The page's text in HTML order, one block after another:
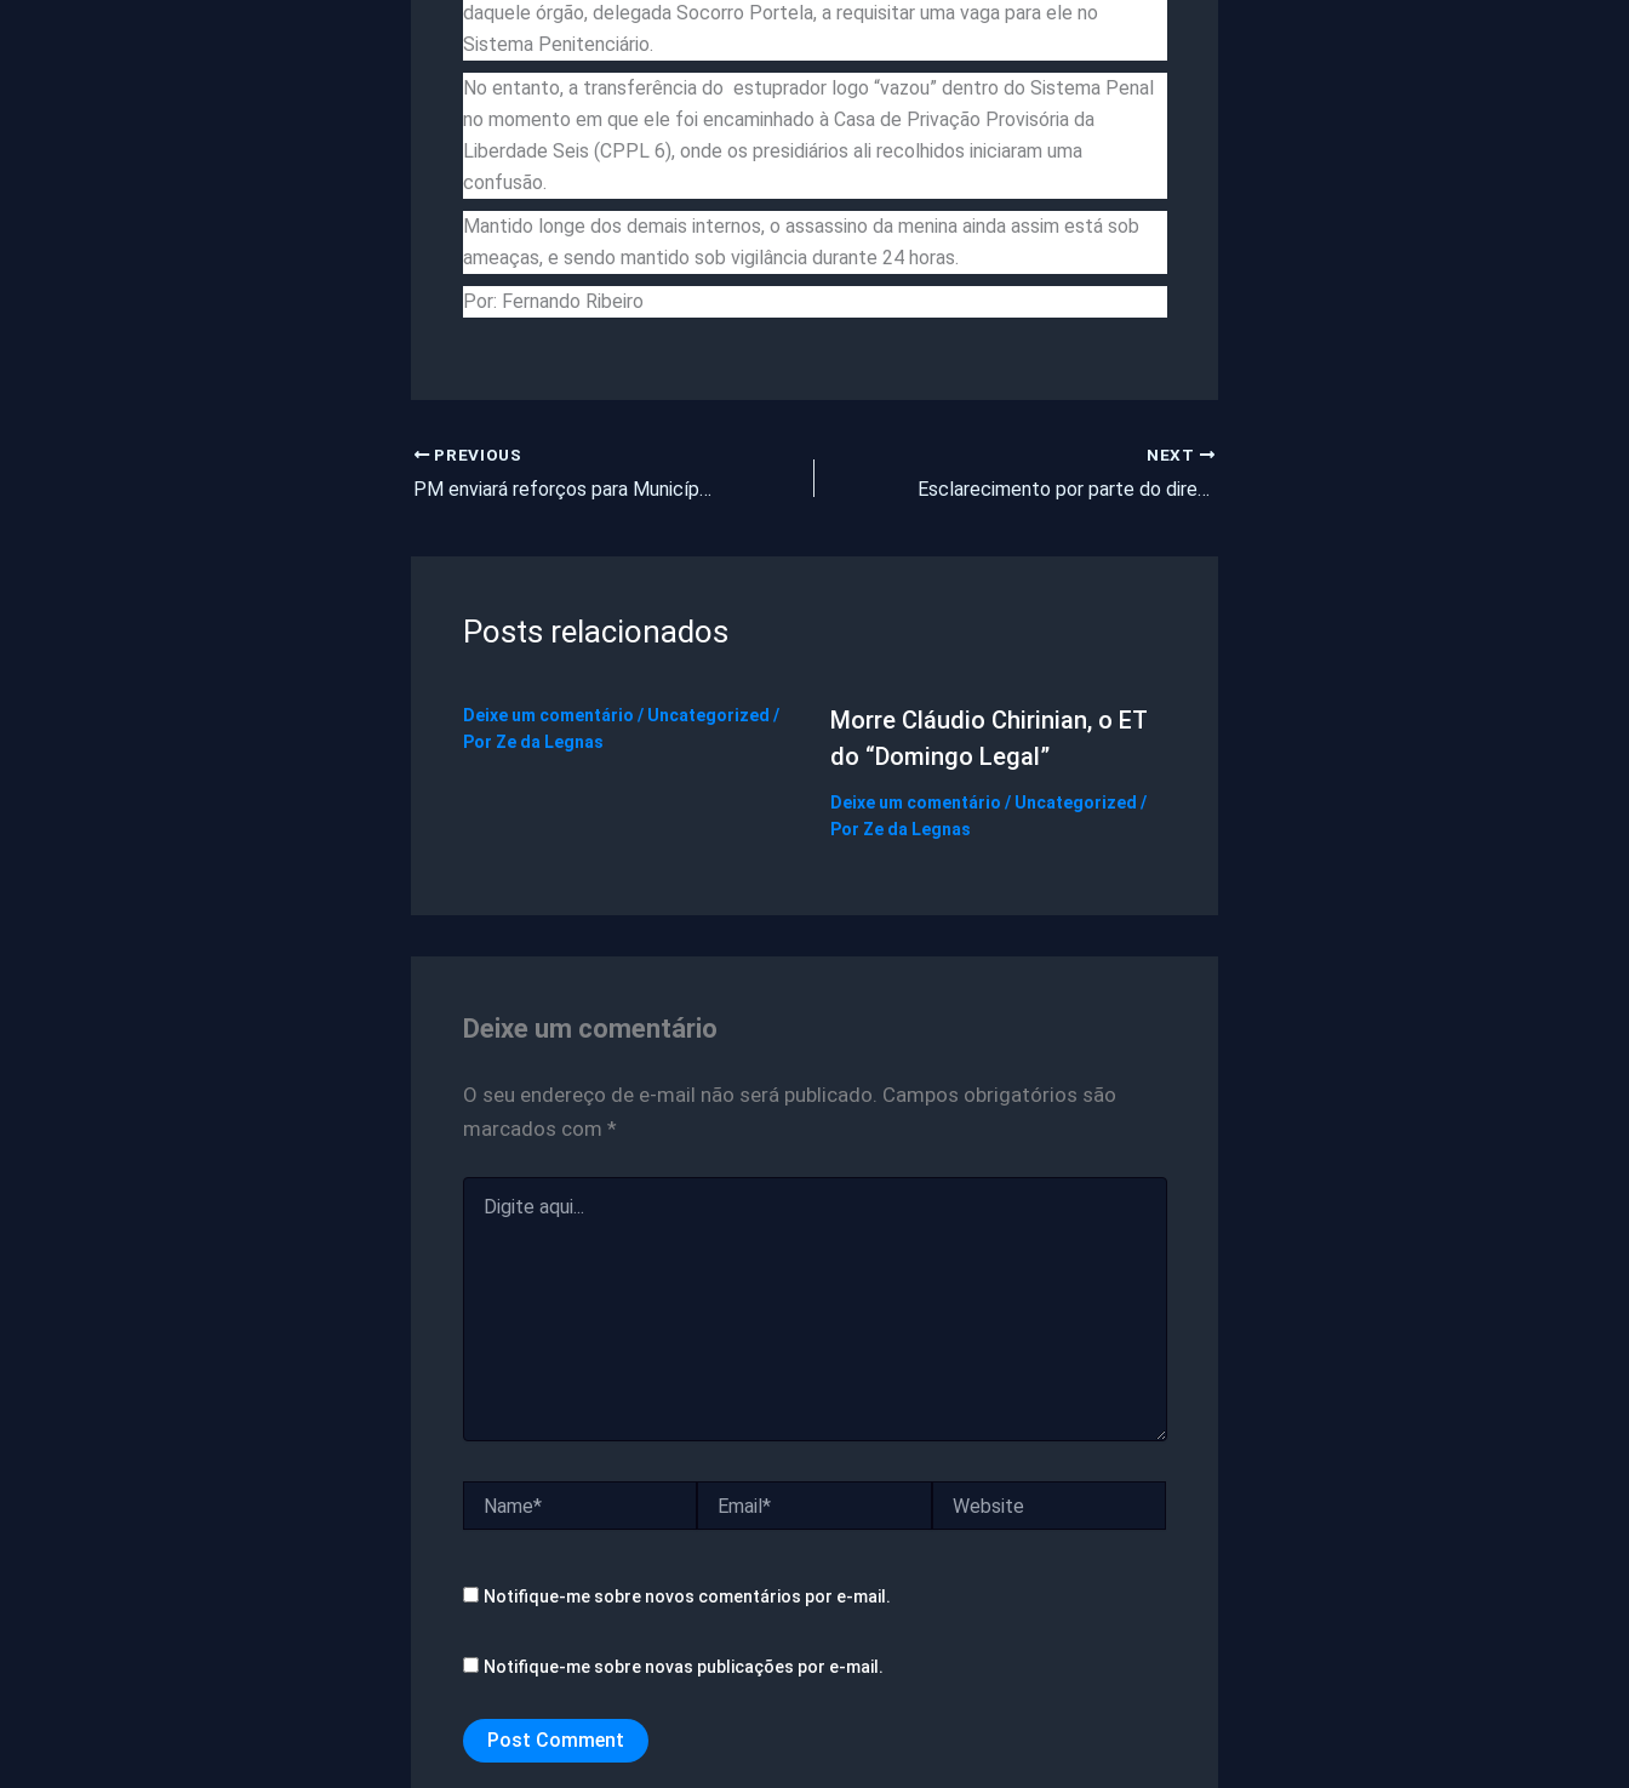
daquele órgão, delegada Socorro Portela, a requisitar uma vaga para ele no
Sistema Penitenciário.
No entanto, a transferência do estuprador logo “vazou” dentro do Sistema Penal
no momento em que ele foi encaminhado à Casa de Privação Provisória da
Liberdade Seis (CPPL 6), onde os presidiários ali recolhidos iniciaram uma
confusão.
Mantido longe dos demais internos, o assassino da menina ainda assim está sob
ameaças, e sendo mantido sob vigilância durante 24 horas.
Por: Fernando Ribeiro
PREVIOUS
PM enviará reforços para Municípios onde a disputa eleitoral vem sendo marcada por atentados, ameaças e assassinatos
NEXT
Esclarecimento por parte do diretor do Hospital de Pentecoste
Posts relacionados
Deixe um comentário / Uncategorized /
Por Ze da Legnas
Morre Cláudio Chirinian, o ET
do “Domingo Legal”
Deixe um comentário / Uncategorized /
Por Ze da Legnas
Deixe um comentário
O seu endereço de e-mail não será publicado. Campos obrigatórios são
marcados com *
aqui...
Notifique-me sobre novos comentários por e-mail.
Notifique-me sobre novas publicações por e-mail.